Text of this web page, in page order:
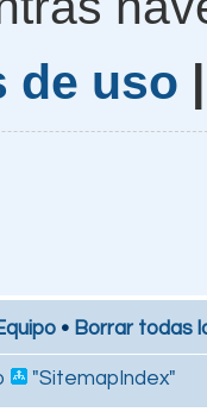
de uso
• Borrar todas
"SitemapIndex"